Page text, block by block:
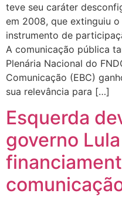
teve seu caráter
em 2008, que extinguiu
instrumento de
A comunicação pública
Plenária Nacional do
Comunicação (EBC)
sua relevância para […]
Esquerda
governo